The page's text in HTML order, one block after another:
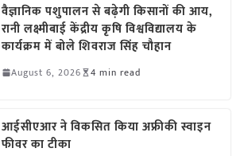
वैज्ञानिक पशुपालन से बढ़ेगी किसानों की आय,
रानी लक्ष्मीबाई केंद्रीय कृषि विश्वविद्यालय के
कार्यक्रम में बोले शिवराज सिंह चौहान
August 6, 2026 4 min read
आईसीएआर ने विकसित किया अफ्रीकी स्वाइन
फीवर का टीका